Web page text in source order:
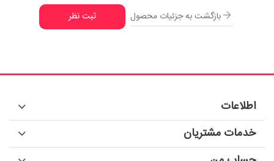
بازگشت به جزئیات محصول ثبت نظر
اطلاعات
خدمات مشتریان